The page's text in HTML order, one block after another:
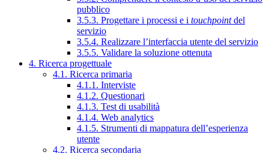
pubblico
3.5.3. Progettare i processi e i touchpointdel
servizio
3.5.4. Realizzare l’interfaccia utente del servizio
3.5.5. Validare la soluzione ottenuta
4. Ricerca progettuale
4.1. Ricerca primaria
4.1.1. Interviste
4.1.2. Questionari
4.1.3. Test di usabilità
4.1.4. Web analytics
4.1.5. Strumenti di mappatura dell’esperienza
utente
4.2. Ricerca secondaria